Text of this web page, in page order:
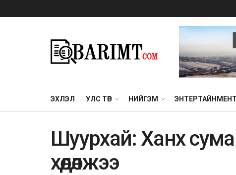
ЭХЛЭЛ УЛС ТӨР НИЙГЭМ ЭНТЕРТАЙНМЕНТ
Шуурхай: Ханх
хөдөлжээ